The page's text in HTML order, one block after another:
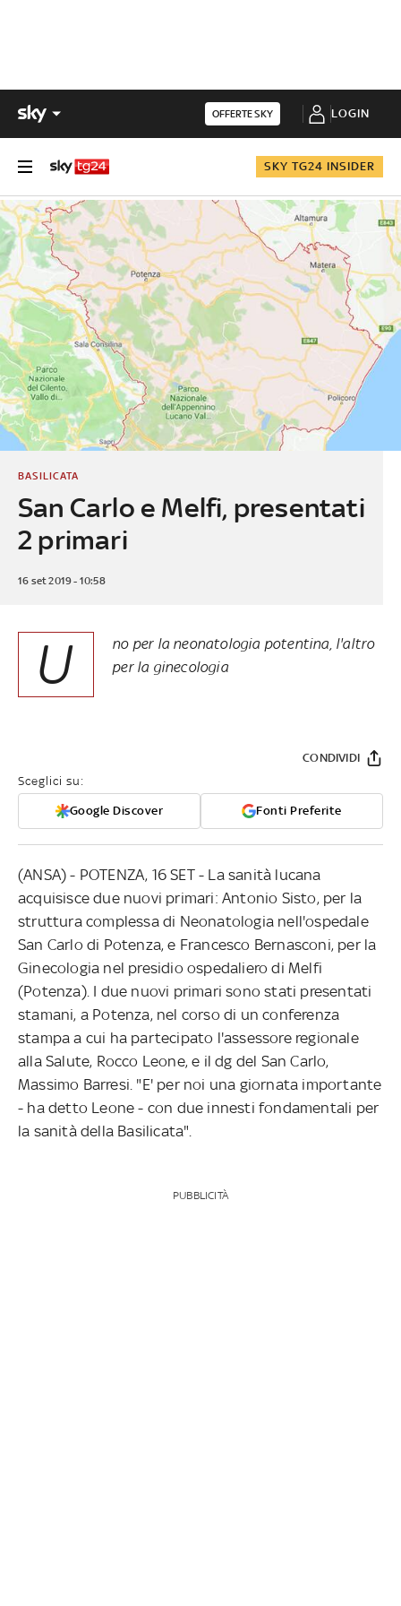
OFFERTE SKY LOGIN
SKY TG24 INSIDER
San Carlo e Melfi, presentati
2 primari
BASILICATA
16 set 2019 - 10:58
U
no per la neonatologia potentina, l'altro
per la ginecologia
Sceglici su:
Google Discover Fonti Preferite
CONDIVIDI
(ANSA) - POTENZA, 16 SET - La sanità lucana
acquisisce due nuovi primari: Antonio Sisto, per la
struttura complessa di Neonatologia nell'ospedale
San Carlo di Potenza, e Francesco Bernasconi, per la
Ginecologia nel presidio ospedaliero di Melfi
(Potenza). I due nuovi primari sono stati presentati
stamani, a Potenza, nel corso di un conferenza
stampa a cui ha partecipato l'assessore regionale
alla Salute, Rocco Leone, e il dg del San Carlo,
Massimo Barresi. "E' per noi una giornata importante
- ha detto Leone - con due innesti fondamentali per
la sanità della Basilicata".
PUBBLICITÀ